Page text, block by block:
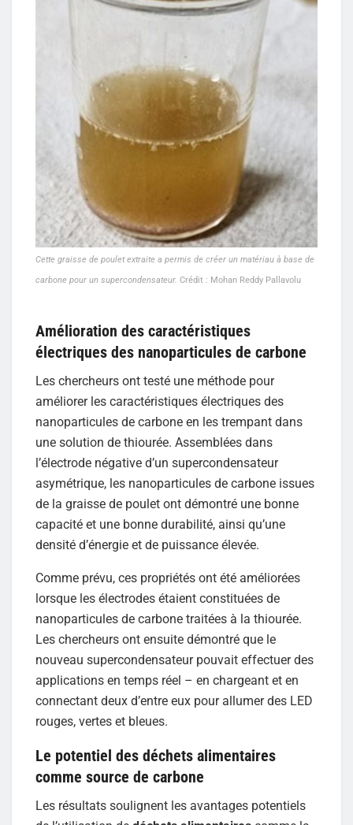
Cette graisse de poulet extraite a permis de créer un matériau à base de
carbone pour un supercondensateur. Crédit : Mohan Reddy Pallavolu
Amélioration des caractéristiques
électriques des nanoparticules de carbone
Les chercheurs ont testé une méthode pour
améliorer les caractéristiques électriques des
nanoparticules de carbone en les trempant dans
une solution de thiourée. Assemblées dans
l’électrode négative d’un supercondensateur
asymétrique, les nanoparticules de carbone issues
de la graisse de poulet ont démontré une bonne
capacité et une bonne durabilité, ainsi qu’une
densité d’énergie et de puissance élevée.
Comme prévu, ces propriétés ont été améliorées
lorsque les électrodes étaient constituées de
nanoparticules de carbone traitées à la thiourée.
Les chercheurs ont ensuite démontré que le
nouveau supercondensateur pouvait effectuer des
applications en temps réel – en chargeant et en
connectant deux d’entre eux pour allumer des LED
rouges, vertes et bleues.
Le potentiel des déchets alimentaires
comme source de carbone
Les résultats soulignent les avantages potentiels